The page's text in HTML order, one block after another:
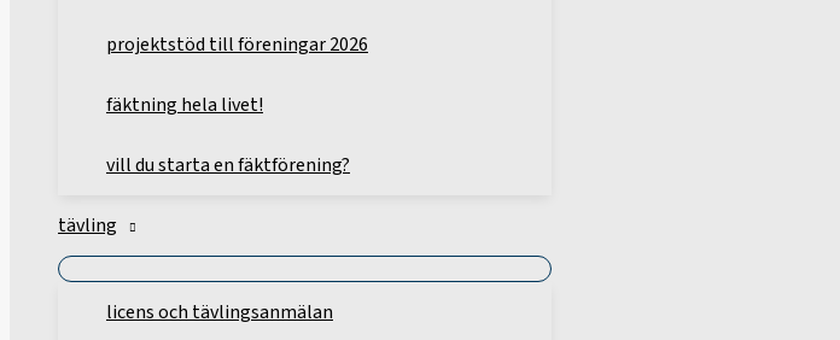
projektstöd till föreningar 2026
fäktning hela livet!
vill du starta en fäktförening?
tävling
licens och tävlingsanmälan